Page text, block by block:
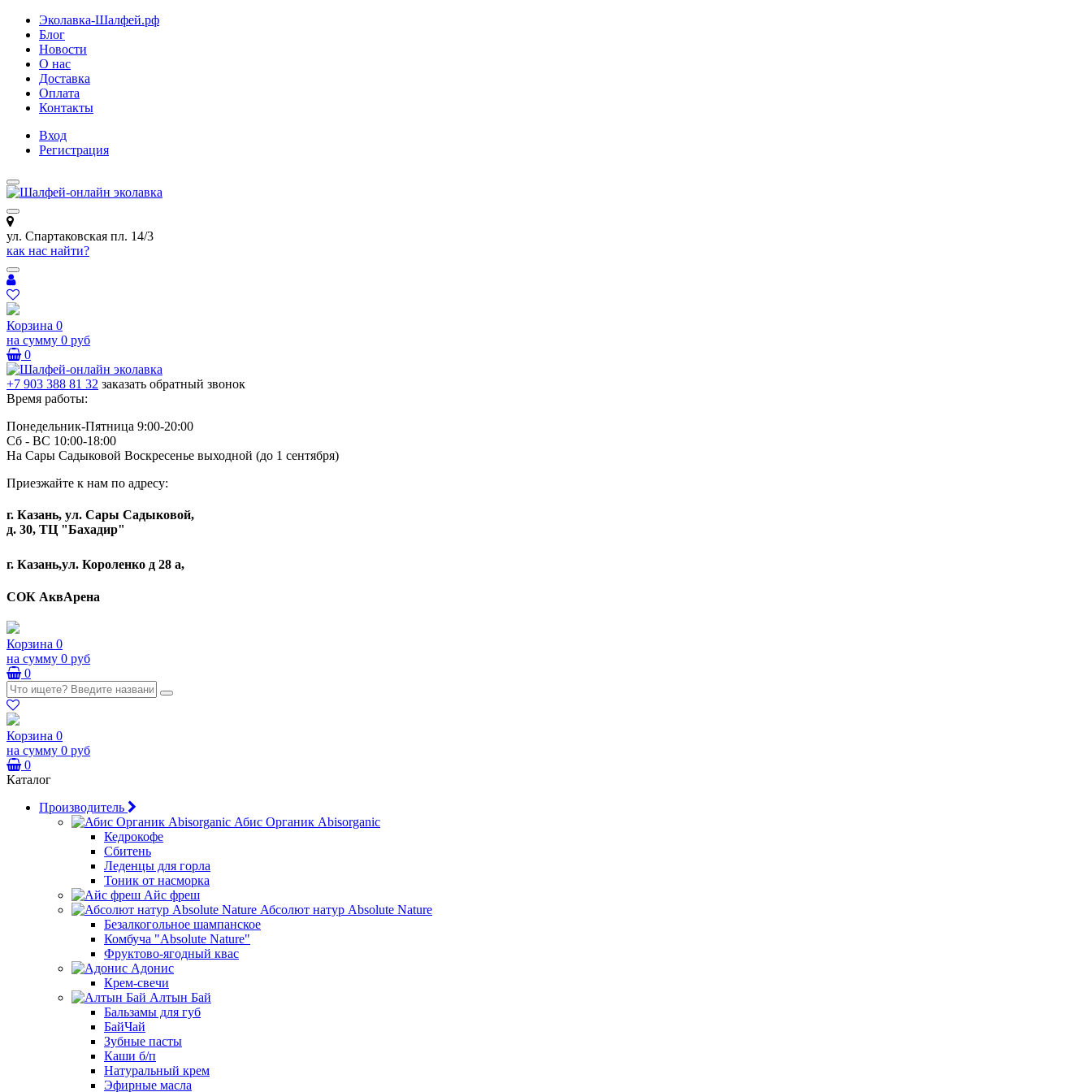
Эколавка-Шалфей.рф
Блог
Новости
О нас
Доставка
Оплата
Контакты
Вход
Регистрация
ул. Спартаковская пл. 14/3
как нас найти?
Корзина 0
на сумму 0 руб
0
+7 903 388 81 32 заказать обратный звонок
Время работы:
Понедельник-Пятница 9:00-20:00
Сб - ВС 10:00-18:00
На Сары Садыковой Воскресенье выходной (до 1 сентября)
Приезжайте к нам по адресу:
г. Казань, ул. Сары Садыковой,
д. 30, ТЦ "Бахадир"
г. Казань,ул. Короленко д 28 а,
СОК АквАрена
Корзина 0
на сумму 0 руб
0
Корзина 0
на сумму 0 руб
0
Каталог
Производитель
Абис Органик Abisorganic
Кедрокофе
Сбитень
Леденцы для горла
Тоник от насморка
Айс фреш
Абсолют натур Absolute Nature
Безалкогольное шампанское
Комбуча "Absolute Nature"
Фруктово-ягодный квас
Адонис
Крем-свечи
Алтын Бай
Бальзамы для губ
БайЧай
Зубные пасты
Каши б/п
Натуральный крем
Эфирные масла